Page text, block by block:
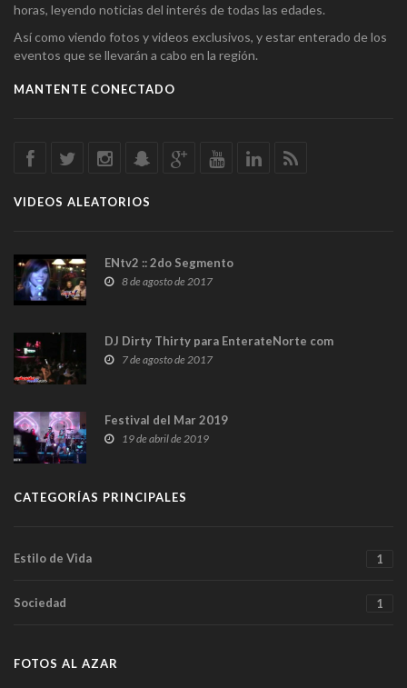
horas, leyendo noticias del interés de todas las edades.
Así como viendo fotos y videos exclusivos, y estar enterado de los
eventos que se llevarán a cabo en la región.
MANTENTE CONECTADO
VIDEOS ALEATORIOS
ENtv2 :: 2do Segmento
8 de agosto de 2017
DJ Dirty Thirty para EnterateNorte com
7 de agosto de 2017
Festival del Mar 2019
19 de abril de 2019
CATEGORÍAS PRINCIPALES
Estilo de Vida 1
Sociedad 1
FOTOS AL AZAR